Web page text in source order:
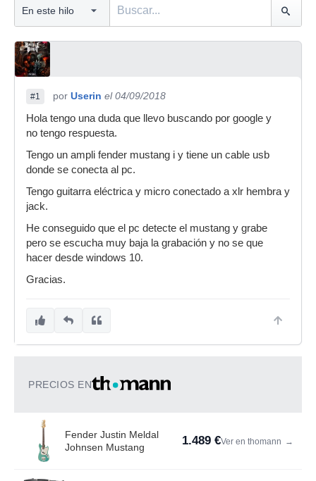
#1 por Userin el 04/09/2018
Hola tengo una duda que llevo buscando por google y
no tengo respuesta.
Tengo un ampli fender mustang i y tiene un cable usb
donde se conecta al pc.
Tengo guitarra eléctrica y micro conectado a xlr hembra y
jack.
He conseguido que el pc detecte el mustang y grabe
pero se escucha muy baja la grabación y no se que
hacer desde windows 10.
Gracias.
PRECIOS EN
Fender Justin Meldal
Johnsen Mustang
1.489 €Ver en thomann →